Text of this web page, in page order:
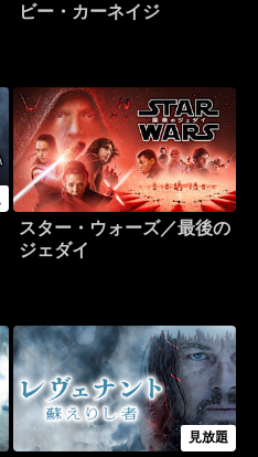
ビー・カーネイジ
スター・ウォーズ／最後の
ジェダイ
見放題